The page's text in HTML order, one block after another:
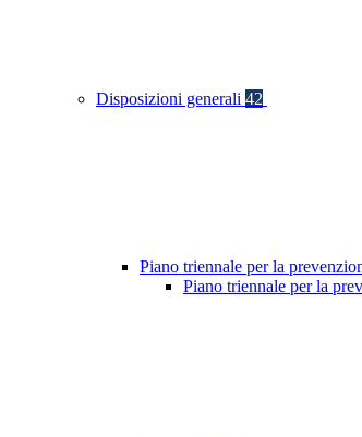
Disposizioni generali 42
Piano triennale per la
Piano triennale per la